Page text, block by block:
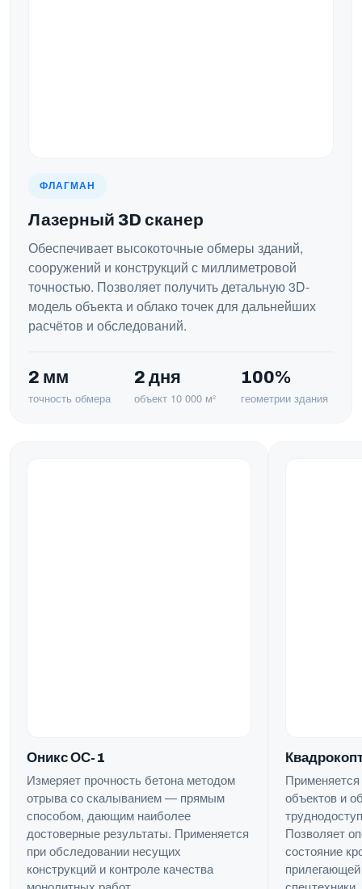
ФЛАГМАН
Лазерный 3D сканер
Обеспечивает высокоточные обмеры зданий,
сооружений и конструкций с миллиметровой
точностью. Позволяет получить детальную 3D-
модель объекта и облако точек для дальнейших
расчётов и обследований.
2 мм
точность обмера
2 дня
объект 10 000 м²
100%
геометрии здания
Оникс ОС-1
Измеряет прочность бетона методом
отрыва со скалыванием — прямым
способом, дающим наиболее
достоверные результаты. Применяется
при обследовании несущих
конструкций и контроле качества
объектов и
Позволяет
состояние